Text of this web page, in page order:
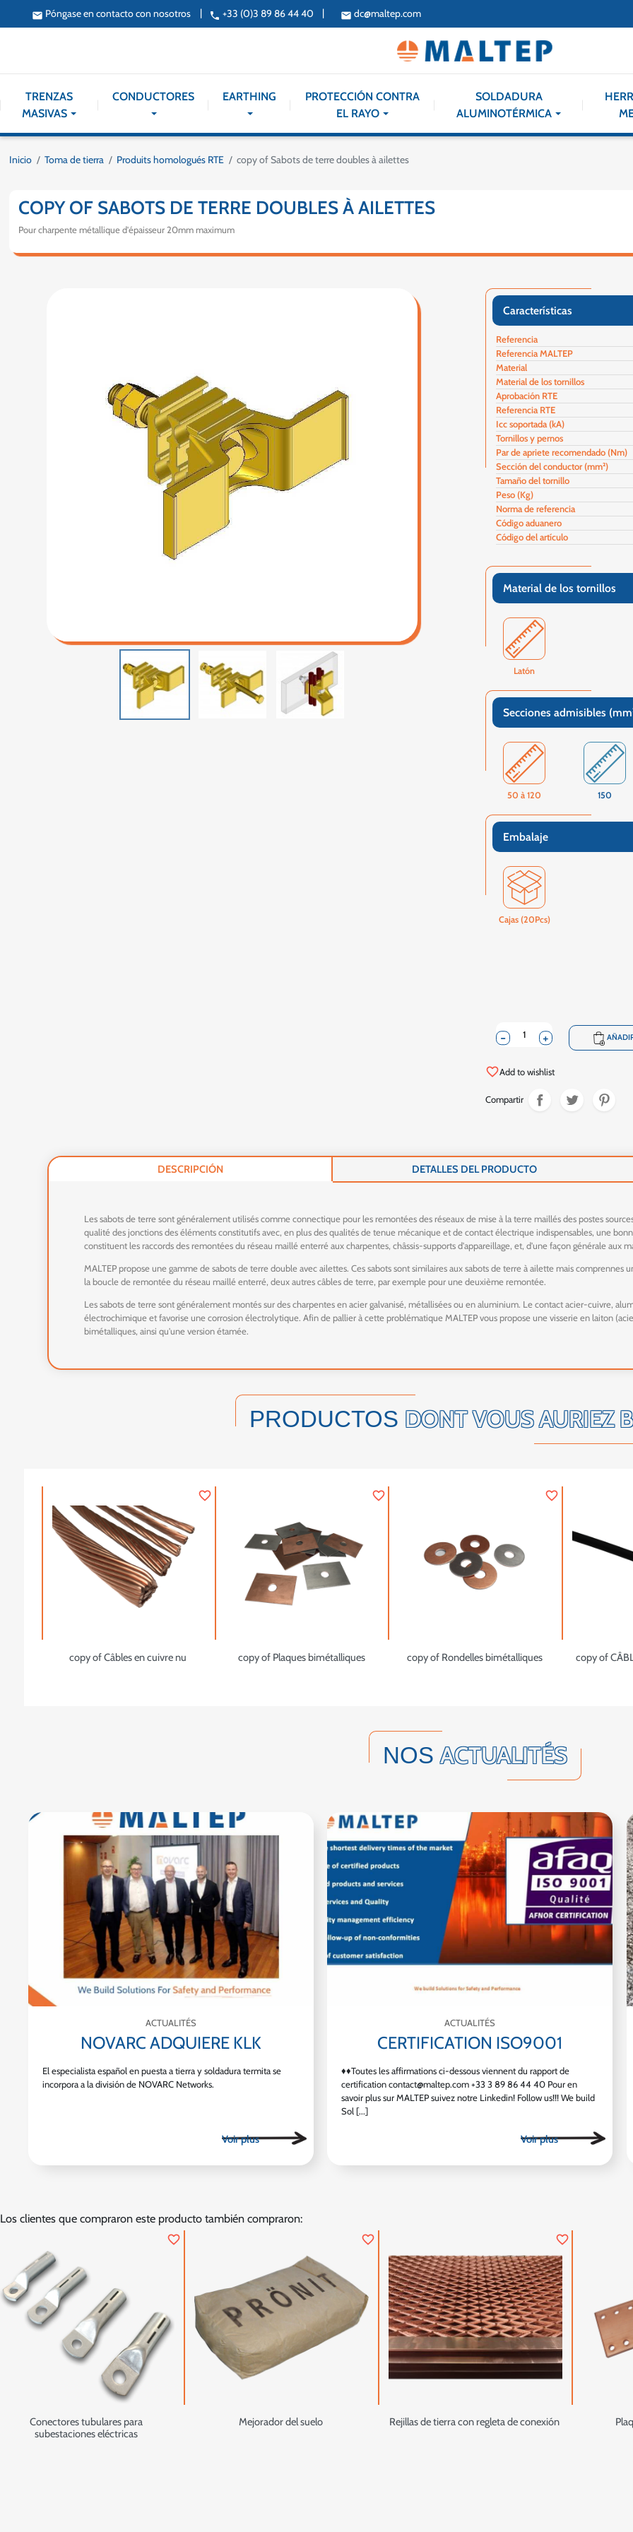
email Póngase en contacto con nosotros | phone +33 (0)3 89 86 44 40 | email dc@maltep.com
TRENZAS
MASIVAS
CONDUCTORES EARTHING
PROTECCIÓN CONTRA
EL RAYO
SOLDADURA
ALUMINOTÉRMICA
Inicio Toma de tierra Produits homologués RTE copy of Sabots de terre doubles à ailettes
COPY OF SABOTS DE TERRE DOUBLES À AILETTES
Pour charpente métallique d'épaisseur 20mm maximum
Características
Referencia
Referencia MALTEP
Material
Material de los tornillos
Aprobación RTE
Referencia RTE
Icc soportada (kA)
Tornillos y pernos
Par de apriete recomendado (Nm)
Sección del conductor (mm²)
Tamaño del tornillo
Peso (Kg)
Norma de referencia
Código aduanero
Código del artículo
Material de los tornillos
Latón
Secciones admisibles
50 à 120 150
Embalaje
Cajas (20Pcs)
+
- shopping_cart
favorite_borderAdd to wishlist
Compartir
DESCRIPCIÓN DETALLES DEL PRODUCTO
Les sabots de terre sont généralement utilisés comme connectique pour les remontées des réseaux de mise à la terre maillés des postes
qualité des jonctions des éléments constitutifs avec, en plus des qualités de tenue mécanique et de contact électrique indispensables, une
constituent les raccords des remontées du réseau maillé enterré aux charpentes, châssis-supports d'appareillage, et, d'une façon générale aux
MALTEP propose une gamme de sabots de terre double avec ailettes. Ces sabots sont similaires aux sabots de terre à ailette mais
la boucle de remontée du réseau maillé enterré, deux autres câbles de terre, par exemple pour une deuxième remontée.
Les sabots de terre sont généralement montés sur des charpentes en acier galvanisé, métallisées ou en aluminium. Le contact acier-cuivre,
électrochimique et favorise une corrosion électrolytique. Afin de pallier à cette problématique MALTEP vous propose une visserie en laiton
bimétalliques, ainsi qu'une version étamée.
PRODUCTOS DONT VOUS AURIEZ
copy of Câbles en cuivre nu
favorite_border
copy of Plaques bimétalliques
favorite_border
copy of Rondelles bimétalliques
favorite_border
copy of
NOSACTUALITÉS
ACTUALITÉS
NOVARC ADQUIERE KLK
El especialista español en puesta a tierra y soldadura termita se
incorpora a la división de NOVARC Networks.
ACTUALITÉS
CERTIFICATION ISO9001
♦♦Toutes les affirmations ci-dessous viennent du rapport de
certification contact@maltep.com +33 3 89 86 44 40 Pour en
savoir plus sur MALTEP suivez notre Linkedin! Follow us!!! We build
Sol [...]
Los clientes que compraron este producto también compraron:
Conectores tubulares para
subestaciones eléctricas
favorite_border
Mejorador del suelo
favorite_border
Rejillas de tierra con regleta de conexión
favorite_border